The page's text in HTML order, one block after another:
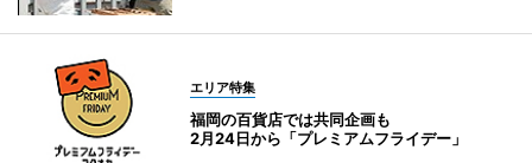
エリア特集
福岡の百貨店では共同企画も
2月24日から「プレミアムフライデー」